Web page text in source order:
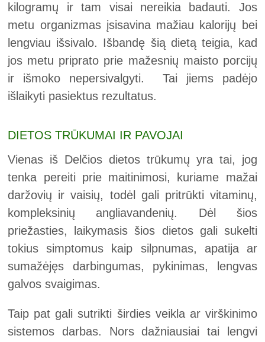
kilogramų ir tam visai nereikia badauti. Jos
metu organizmas įsisavina mažiau kalorijų bei
lengviau išsivalo. Išbandę šią dietą teigia, kad
jos metu priprato prie mažesnių maisto porcijų
ir išmoko nepersivalgyti. Tai jiems padėjo
išlaikyti pasiektus rezultatus.
DIETOS TRŪKUMAI IR PAVOJAI
Vienas iš Delčios dietos trūkumų yra tai, jog
tenka pereiti prie maitinimosi, kuriame mažai
daržovių ir vaisių, todėl gali pritrūkti vitaminų,
kompleksinių angliavandenių. Dėl šios
priežasties, laikymasis šios dietos gali sukelti
tokius simptomus kaip silpnumas, apatija ar
sumažėjęs darbingumas, pykinimas, lengvas
galvos svaigimas.
Taip pat gali sutrikti širdies veikla ar virškinimo
sistemos darbas. Nors dažniausiai tai lengvi